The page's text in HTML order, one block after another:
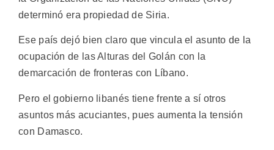
determinó era propiedad de Siria.
Ese país dejó bien claro que vincula el asunto de la
ocupación de las Alturas del Golán con la
demarcación de fronteras con Líbano.
Pero el gobierno libanés tiene frente a sí otros
asuntos más acuciantes, pues aumenta la tensión
con Damasco.